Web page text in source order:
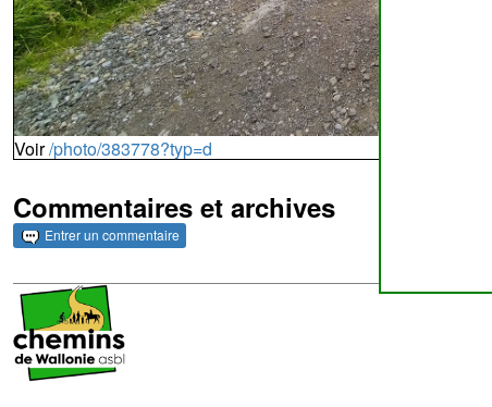
Voir/photo/383778?typ=d
Commentaires et archives
Entrer un commentaire